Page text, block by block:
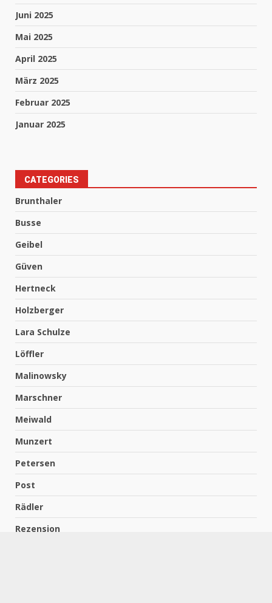
Juni 2025
Mai 2025
April 2025
März 2025
Februar 2025
Januar 2025
CATEGORIES
Brunthaler
Busse
Geibel
Güven
Hertneck
Holzberger
Lara Schulze
Löffler
Malinowsky
Marschner
Meiwald
Munzert
Petersen
Post
Rädler
Rezension